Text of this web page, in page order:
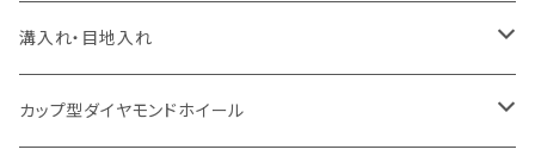
一般道路カッター用
セグメント（特殊凸凹加工チップ
セグメント
セグメント（特殊凸凹加工チップ
インターロッキング切断用
セグメントタイプ
鋳鉄管切断用
セグメント（特殊凸凹加工チップ
セグメント
セグメント（特殊凸凹加工チップ
レンガ切断用
セグメント
インターロッキング切断用
一般道路カッター用
セグメントタイプ
インターロッキング切断用
セグメントタイプ
鋳鉄管切断用
有効長 250mm
有効長 370mm
Ｃロット
有効長 250mm
M27
道路（アスファルト用）
255mm（10インチ）
道路（コンクリート舗装面）
溝入れ・目地入れ
V型チップ
カップ型ダイヤモンドホイール